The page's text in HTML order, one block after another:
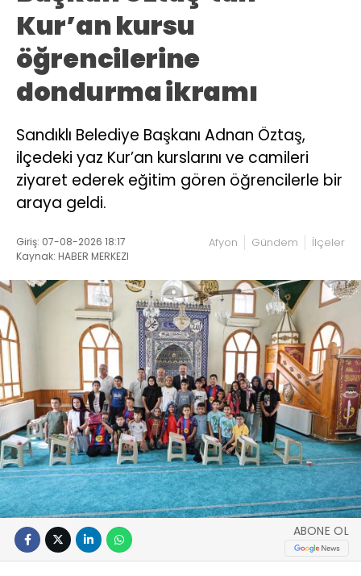
Kur’an kursu
öğrencilerine
dondurma ikramı
Sandıklı Belediye Başkanı Adnan Öztaş,
ilçedeki yaz Kur’an kurslarını ve camileri
ziyaret ederek eğitim gören öğrencilerle bir
araya geldi.
Giriş: 07-08-2026 18:17
Kaynak: HABER MERKEZI
Afyon Gündem İlçeler
ABONE OL